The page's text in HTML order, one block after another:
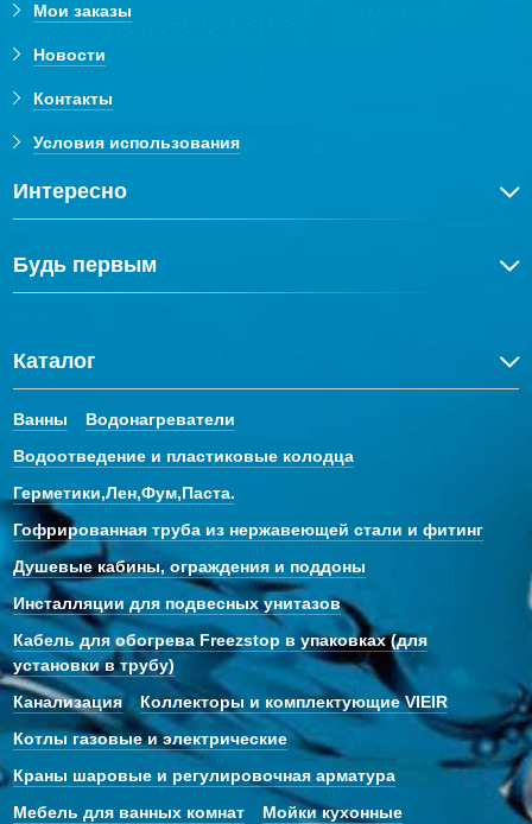
Мои заказы
Новости
Контакты
Условия использования
Интересно
Будь первым
Каталог
Ванны
Водонагреватели
Водоотведение и пластиковые колодца
Герметики,Лен,Фум,Паста.
Гофрированная труба из нержавеющей стали и фитинг
Душевые кабины, ограждения и поддоны
Инсталляции для подвесных унитазов
Кабель для обогрева Freezstop в упаковках (для
установки в трубу)
Канализация
Коллекторы и комплектующие VIEIR
Котлы газовые и электрические
Краны шаровые и регулировочная арматура
Мебель для ванных комнат
Мойки кухонные